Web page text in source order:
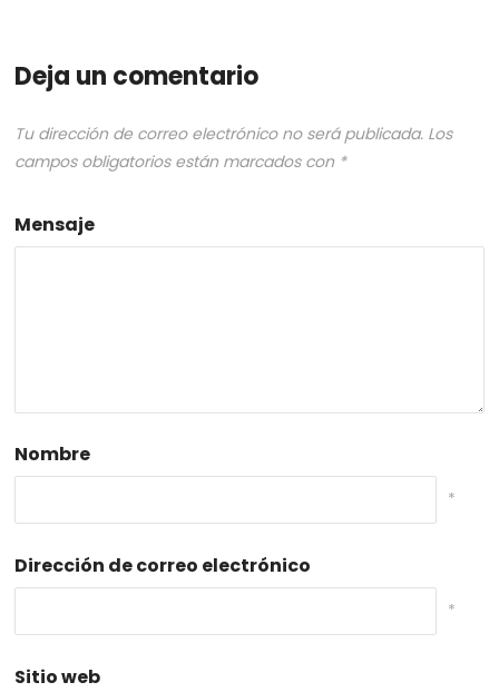
Deja un comentario
Tu dirección de correo electrónico no será publicada. Los
campos obligatorios están marcados con *
Mensaje
Nombre
*
Dirección de correo electrónico
*
Sitio web